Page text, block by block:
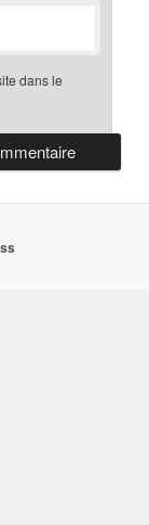
dans le